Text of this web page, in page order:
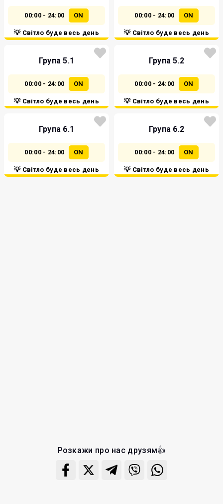
00:00 - 24:00 ON
💡 Світло буде весь день
00:00 - 24:00 ON
💡 Світло буде весь день
Група 5.1
00:00 - 24:00 ON
💡 Світло буде весь день
Група 5.2
00:00 - 24:00 ON
💡 Світло буде весь день
Група 6.1
00:00 - 24:00 ON
💡 Світло буде весь день
Група 6.2
00:00 - 24:00 ON
💡 Світло буде весь день
Розкажи про нас друзям👍